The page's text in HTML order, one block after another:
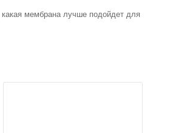
мембрана лучше подойдет для